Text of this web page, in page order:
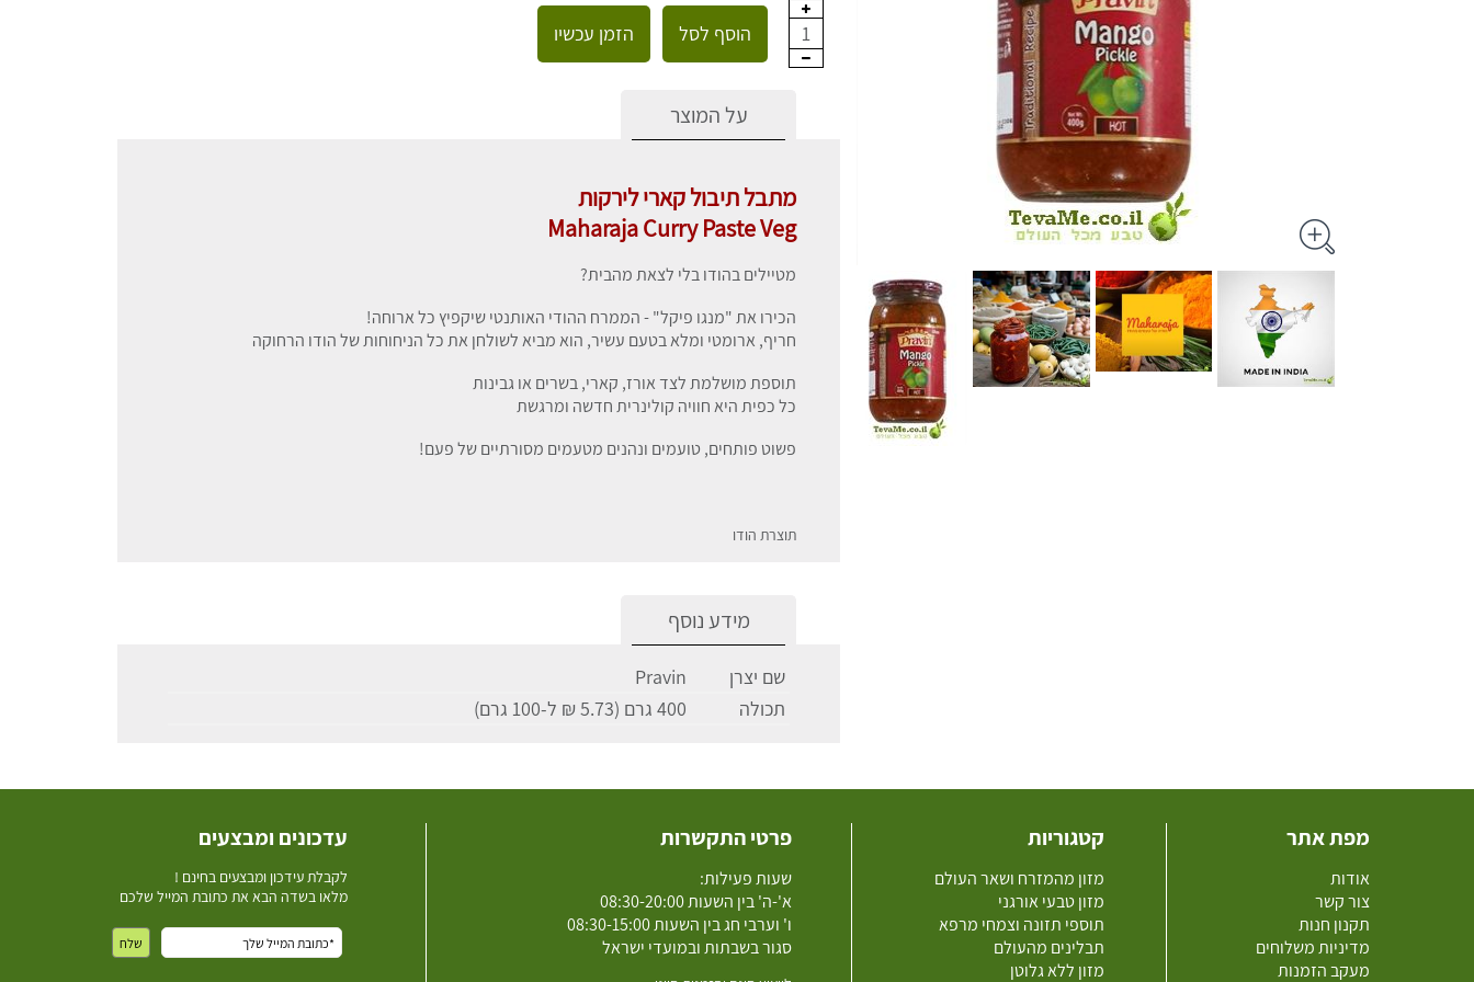
1 הוסף לסל הזמן עכשיו
על המוצר
מתבל תיבול קארי לירקות
Maharaja Curry Paste Veg
מטיילים בהודו בלי לצאת מהבית?
הכירו את "מנגו פיקל" - הממרח ההודי האותנטי שיקפיץ כל ארוחה!
חריף, ארומטי ומלא בטעם עשיר, הוא מביא לשולחן את כל הניחוחות של הודו הרחוקה
תוספת מושלמת לצד אורז, קארי, בשרים או גבינות
כל כפית היא חוויה קולינרית חדשה ומרגשת
פשוט פותחים, טועמים ונהנים מטעמים מסורתיים של פעם!
תוצרת הודו
מידע נוסף
שם יצרן
Pravin
תכולה
400 גרם (5.73 ₪ ל-100 גרם)
מפת אתר
אודות
צור קשר
תקנון חנות
מדיניות משלוחים
מעקב הזמנות
קטגוריות
מזון מהמזרח ושאר העולם
מזון טבעי אורגני
תוספי תזונה וצמחי מרפא
תבלינים מהעולם
מזון ללא גלוטן
פרטי התקשרות
שעות פעילות:
א'-ה' בין השעות 08:30-20:00
ו' וערבי חג בין השעות 08:30-15:00
סגור בשבתות ובמועדי ישראל
עדכונים ומבצעים
לקבלת עידכון ומבצעים בחינם !
מלאו בשדה הבא את כתובת המייל שלכם